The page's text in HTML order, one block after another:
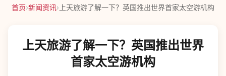
首页›新闻资讯› 上天旅游了解一下？英国推出世界首家太空游机构
上天旅游了解一下？英国推出世界
首家太空游机构